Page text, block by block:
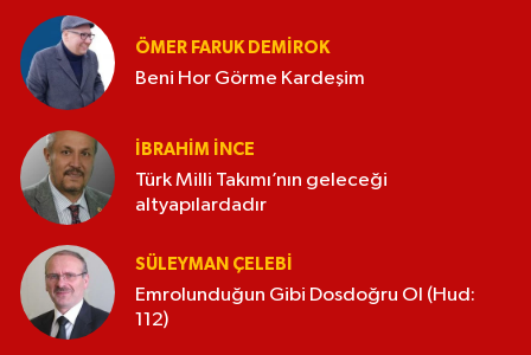
ÖMER FARUK DEMIROK
Beni Hor Görme Kardeşim
İBRAHIM İNCE
Türk Milli Takımı’nın geleceği
altyapılardadır
SÜLEYMAN ÇELEBI
Emrolunduğun Gibi Dosdoğru Ol (Hud:
112)